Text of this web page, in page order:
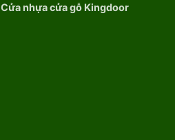
Cửa nhựa cửa gỗ Kingdoor